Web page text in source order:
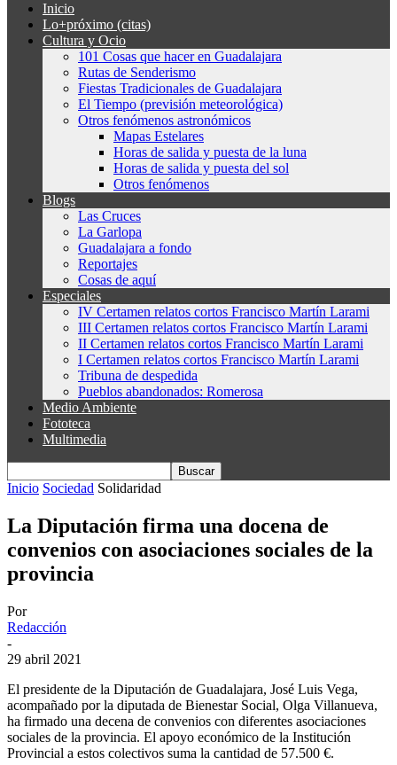
Inicio
Lo+próximo (citas)
Cultura y Ocio
101 Cosas que hacer en Guadalajara
Rutas de Senderismo
Fiestas Tradicionales de Guadalajara
El Tiempo (previsión meteorológica)
Otros fenómenos astronómicos
Mapas Estelares
Horas de salida y puesta de la luna
Horas de salida y puesta del sol
Otros fenómenos
Blogs
Las Cruces
La Garlopa
Guadalajara a fondo
Reportajes
Cosas de aquí
Especiales
IV Certamen relatos cortos Francisco Martín Larami
III Certamen relatos cortos Francisco Martín Larami
II Certamen relatos cortos Francisco Martín Larami
I Certamen relatos cortos Francisco Martín Larami
Tribuna de despedida
Pueblos abandonados: Romerosa
Medio Ambiente
Fototeca
Multimedia
Inicio Sociedad Solidaridad
La Diputación firma una docena de
convenios con asociaciones sociales de la
provincia
Por
Redacción
-
29 abril 2021
El presidente de la Diputación de Guadalajara, José Luis Vega,
acompañado por la diputada de Bienestar Social, Olga Villanueva,
ha firmado una decena de convenios con diferentes asociaciones
sociales de la provincia. El apoyo económico de la Institución
Provincial a estos colectivos suma la cantidad de 57.500 €.